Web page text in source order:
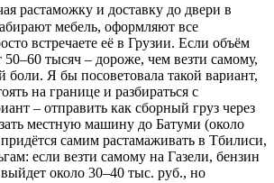
растаможку и доставку до двери в
мебель, оформляют все
встречаете её в Грузии. Если объём
тысяч – дороже, чем везти самому,
боли. Я бы посоветовала такой вариант,
на границе и разбираться с
– отправить как сборный груз через
местную машину до Батуми (около
самим растамаживать в Тбилиси,
если везти самому на Газели, бензин
около 30–40 тыс. руб., но